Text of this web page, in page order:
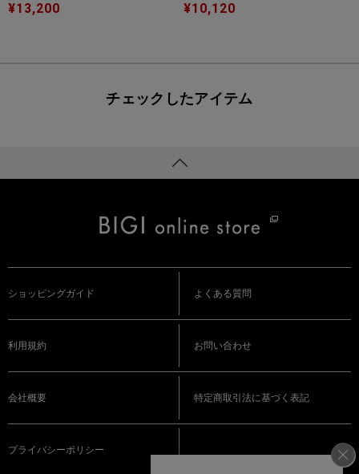
¥13,200 ¥10,120
チェックしたアイテム
ショッピングガイド よくある質問
利用規約 お問い合わせ
会社概要 特定商取引法に基づく表記
プライバシーポリシー